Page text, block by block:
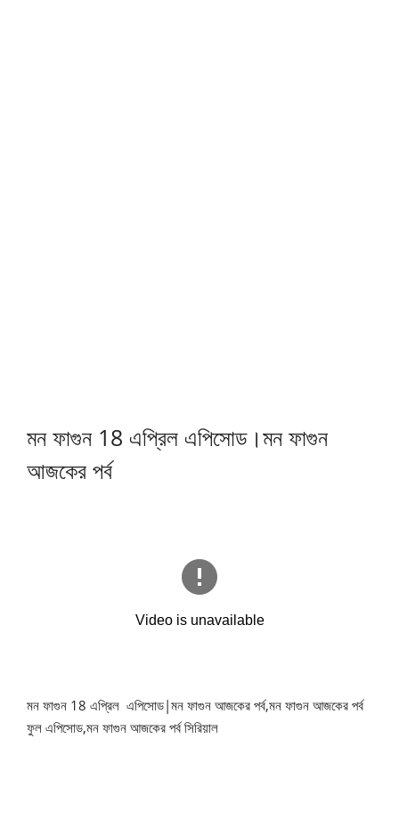
মন ফাগুন 18 এপ্রিল এপিসোড।মন ফাগুন
আজকের পর্ব
মন ফাগুন 18 এপ্রিল এপিসোড|মন ফাগুন আজকের পর্ব,মন ফাগুন আজকের পর্ব
ফুল এপিসোড,মন ফাগুন আজকের পর্ব সিরিয়াল